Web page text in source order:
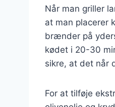
Når man griller
at man placerer
brænder på
kødet i 20-30
sikre, at det når
For at tilføje